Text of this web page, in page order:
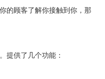
的顾客了解你接触到你，那
提供了几个功能：